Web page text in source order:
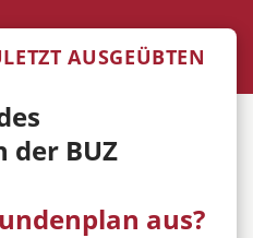
AUSGEÜBTEN
der BUZ
aus?